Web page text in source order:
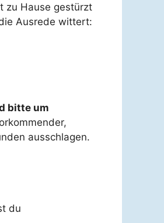
zu Hause gestürzt
Ausrede wittert:
bitte um
ausschlagen.
du